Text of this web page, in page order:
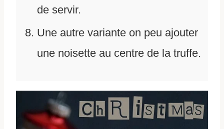
de servir.
Une autre variante on peu ajouter
une noisette au centre de la truffe.